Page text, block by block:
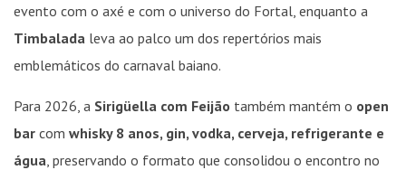
evento com o axé e com o universo do Fortal, enquanto a
Timbalada leva ao palco um dos repertórios mais
emblemáticos do carnaval baiano.
Para 2026, a Sirigüella com Feijão também mantém o open
bar com whisky 8 anos, gin, vodka, cerveja, refrigerante e
água , preservando o formato que consolidou o encontro no